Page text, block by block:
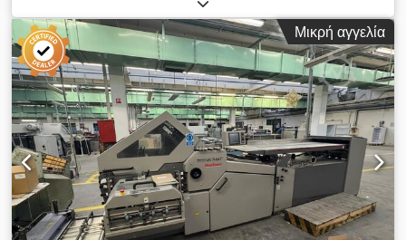
– εγγυημένη πώληση στην υψηλότερη προσφορά! Η υποβολή
προσφοράς υποχρεώνει σε έγκαιρη παραλαβή έως τις
31.12.2025! Djdpfx Aaoxyf T Tefock ΕΞΟΠΛΙΣΜΟΣ 6 τσέπες
δίπλωσης, ηλεκτρικά ρυθμιζόμενες Τσέπη δίπλωσης τύπου
Altarfalz
Μικρή αγγελία